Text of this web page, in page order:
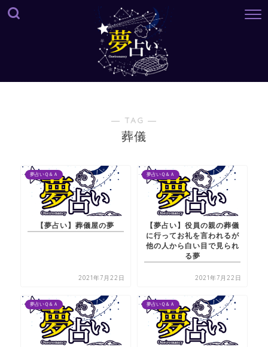
― TAG ―
葬儀
夢占いＱ＆Ａ
【夢占い】葬儀屋の夢
2021年7月22日
夢占いＱ＆Ａ
【夢占い】役員の親の葬儀
に行ってお礼を言われるが
他の人から白い目で見られ
る夢
2021年7月22日
夢占いＱ＆Ａ 夢占いＱ＆Ａ